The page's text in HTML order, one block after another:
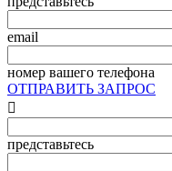
email
номер вашего телефона
ОТПРАВИТЬ ЗАПРОС

представьтесь